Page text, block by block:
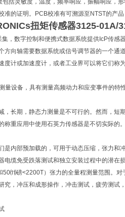
括灵敏度，温度，频率响应，振幅响应，
的证明。PCB校准有可溯源至NTST的产
扭矩传感器3125-01A/
，数字控制和便携式数据系统提供IcP传
向轴需要数据系统或信号调节器的一个通道
计或加速度计，或者工业界可以将它们称
量设备，具有测量高频动力和应变事件的
长期，静态力测量是不可行的。然而，短
称重应用中使用石英力传感器是不切实际
是内部预加载的，可用于动态压缩，张力
电缆免受跌落测试和独立安装过程中的潜在
磅<2200T）张力的全量程测量范围。
，冲压和成形操作，冲击测试，疲劳测试